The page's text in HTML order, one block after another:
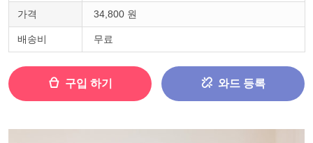
가격 34,800 원
배송비 무료
구입 하기 와드 등록